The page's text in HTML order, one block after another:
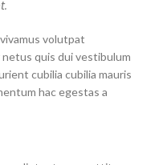
volutpat
quis dui vestibulum
cubilia cubilia mauris
hac egestas a